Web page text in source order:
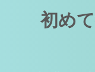
初め